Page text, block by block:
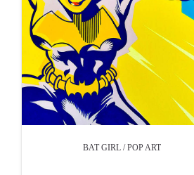
BAT GIRL / POP ART